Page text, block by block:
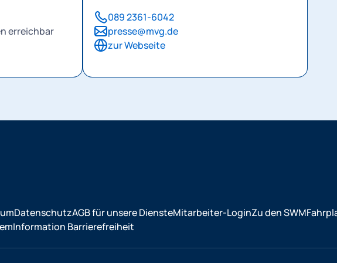
erreichbar
089 2361-6042
presse@mvg.de
zur Webseite
DatenschutzAGB für unsere DiensteMitarbeiter-LoginZu den SWM
Information Barrierefreiheit